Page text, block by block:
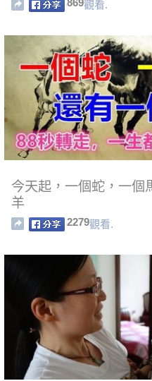
869觀看.
今天起，一個蛇，一個
羊
2279觀看.